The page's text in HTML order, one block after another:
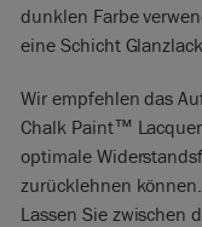
dunklen Farbe
eine Schicht
Wir empfehlen das
Chalk Paint™
optimale
zurücklehnen
Lassen Sie zwischen